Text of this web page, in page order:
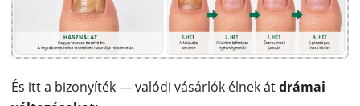
És itt a bizonyíték — valódi vásárlók élnek átdrámai